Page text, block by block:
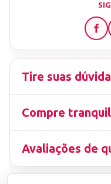
Tire suas
Compre
Avaliações de